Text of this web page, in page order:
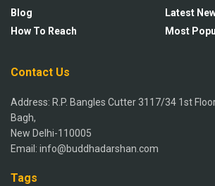
Blog
How To Reach
Latest
Most
Contact Us
Address: R.P. Bangles Cutter 3117/34 1st
Bagh,
New Delhi-110005
Email: info@buddhadarshan.com
Tags